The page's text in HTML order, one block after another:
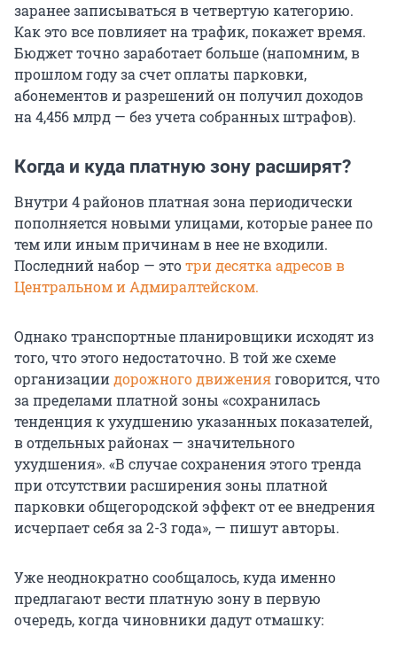
заранее записываться в четвертую категорию.
Как это все повлияет на трафик, покажет время.
Бюджет точно заработает больше (напомним, в
прошлом году за счет оплаты парковки,
абонементов и разрешений он получил доходов
на 4,456 млрд — без учета собранных штрафов).
Когда и куда платную зону расширят?
Внутри 4 районов платная зона периодически
пополняется новыми улицами, которые ранее по
тем или иным причинам в нее не входили.
Последний набор — этотри десятка адресов в
Центральном и Адмиралтейском.
Однако транспортные планировщики исходят из
того, что этого недостаточно. В той же схеме
организациидорожного движенияговорится, что
за пределами платной зоны «сохранилась
тенденция к ухудшению указанных показателей,
в отдельных районах — значительного
ухудшения». «В случае сохранения этого тренда
при отсутствии расширения зоны платной
парковки общегородской эффект от ее внедрения
исчерпает себя за 2-3 года», — пишут авторы.
Уже неоднократно сообщалось, куда именно
предлагают вести платную зону в первую
очередь, когда чиновники дадут отмашку: